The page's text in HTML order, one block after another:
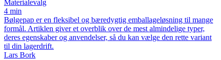
Materialevalg
4 min
Bølgepap er en fleksibel og bæredygtig emballageløsning til mange
formål. Artiklen giver et overblik over de mest almindelige typer,
deres egenskaber og anvendelser, så du kan vælge den rette variant
til din lagerdrift.
Lars Bork